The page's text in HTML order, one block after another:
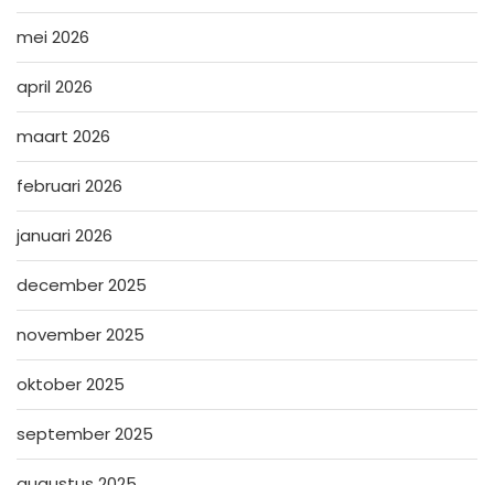
mei 2026
april 2026
maart 2026
februari 2026
januari 2026
december 2025
november 2025
oktober 2025
september 2025